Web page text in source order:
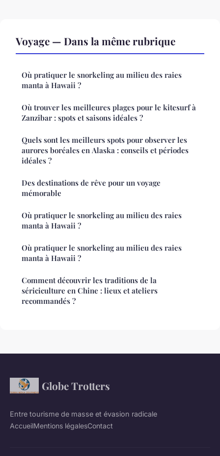
Voyage — Dans la même rubrique
Où pratiquer le snorkeling au milieu des raies
manta à Hawaii ?
Où trouver les meilleures plages pour le kitesurf à
Zanzibar : spots et saisons idéales ?
Quels sont les meilleurs spots pour observer les
aurores boréales en Alaska : conseils et périodes
idéales ?
Des destinations de rêve pour un voyage
mémorable
Où pratiquer le snorkeling au milieu des raies
manta à Hawaii ?
Où pratiquer le snorkeling au milieu des raies
manta à Hawaii ?
Comment découvrir les traditions de la
sériciculture en Chine : lieux et ateliers
recommandés ?
Globe Trotters
Entre tourisme de masse et évasion radicale
AccueilMentions légalesContact